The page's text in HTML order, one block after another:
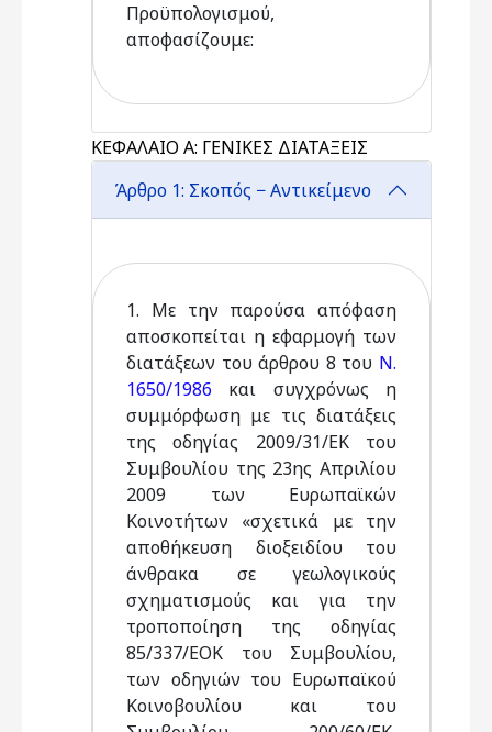
Προϋπολογισμού,
αποφασίζουμε:
ΚΕΦΑΛΑΙΟ Α: ΓΕΝΙΚΕΣ ΔΙΑΤΑΞΕΙΣ
Άρθρο 1: Σκοπός − Αντικείμενο
1. Με την παρούσα απόφαση
αποσκοπείται η εφαρμογή των
διατάξεων τoυ άρθρου 8 του Ν.
1650/1986 και συγχρόνως η
συμμόρφωση με τις διατάξεις
της οδηγίας 2009/31/ΕΚ του
Συμβουλίου της 23ης Απριλίου
2009 των Ευρωπαϊκών
Κοινοτήτων «σχετικά με την
αποθήκευση διοξειδίου του
άνθρακα σε γεωλογικούς
σχηματισμούς και για την
τροποποίηση της οδηγίας
85/337/ΕΟΚ του Συμβουλίου,
των οδηγιών του Ευρωπαϊκού
Κοινοβουλίου και του